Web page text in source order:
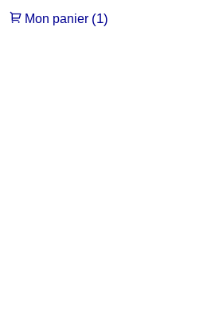
Mon panier (1)